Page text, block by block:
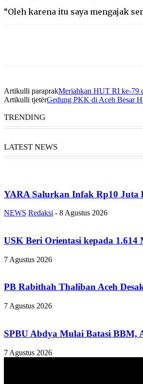
“Oleh karena itu saya mengajak
Artikulli paraprakMeriahkan HUT RI ke-79
Artikulli tjetërGedung PKK di Aceh Besar
TRENDING
LATEST NEWS
YARA Salurkan Infak Rp10 Juta
NEWS Redaksi - 8 Agustus 2026
USK Beri Orientasi kepada
7 Agustus 2026
PB Rabithah Thaliban Aceh
7 Agustus 2026
SPBU Abdya Mulai Batasi BBM,
7 Agustus 2026